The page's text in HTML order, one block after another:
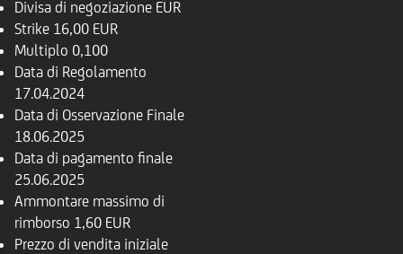
Divisa di negoziazione EUR
Strike 16,00 EUR
Multiplo 0,100
Data di Regolamento
17.04.2024
Data di Osservazione Finale
18.06.2025
Data di pagamento finale
25.06.2025
Ammontare massimo di
rimborso 1,60 EUR
Prezzo di vendita iniziale